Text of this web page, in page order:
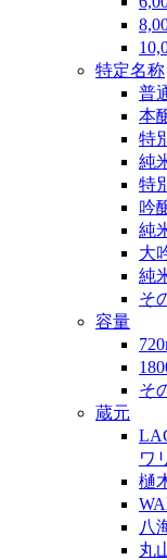
特定名称
普
本
特
純
特
吟
純
大
純
そ
容量
そ
蔵元
ワ
樋
八
丸